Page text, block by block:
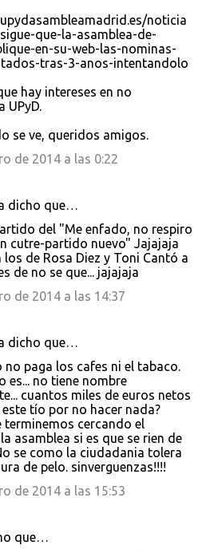
noticia
que-la-asamblea-de-
en-su-web-las-nominas-
tras-3-anos-intentandolo
hay intereses en no
UPyD.
se ve, queridos amigos.
de 2014 a las 0:22
dicho que…
del "Me enfado, no respiro
cutre-partido nuevo" Jajajaja
los de Rosa Diez y Toni Cantó a
de no se que... jajajaja
de 2014 a las 14:37
dicho que…
no paga los cafes ni el tabaco.
es... no tiene nombre
cuantos miles de euros netos
este tío por no hacer nada?
terminemos cercando el
asamblea si es que se rien de
se como la ciudadania tolera
de pelo. sinverguenzas!!!!
de 2014 a las 15:53
que…